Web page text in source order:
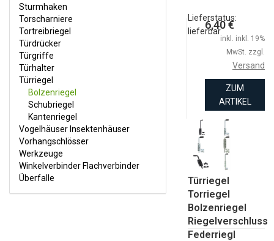
TÜRDRÜCKER
TÜRGRIFFE
TÜRRIEGEL
VOGELHÄUSER INSEKTENHÄUSER
VORHANGSCHLÖSSER
WERKZEUGE
WINKELVERBINDER FLACHVERBINDER
Sturmhaken
Torscharniere
Tortreibriegel
Türdrücker
Türgriffe
Türhalter
Türriegel
Bolzenriegel
Schubriegel
Kantenriegel
Vogelhäuser Insektenhäuser
Vorhangschlösser
Werkzeuge
Winkelverbinder Flachverbinder
Überfalle
Lieferstatus:
lieferbar6,40 €
inkl. inkl. 19%
MwSt. zzgl.
Versand
ZUM
ARTIKEL
Türriegel
Torriegel
Bolzenriegel
Riegelverschluss
Federriegl